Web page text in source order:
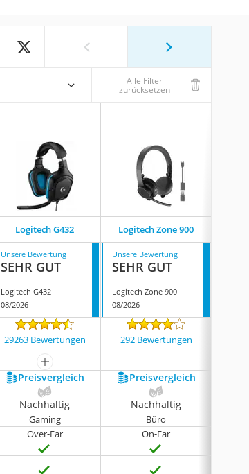
Alle Filter
zurücksetzen
Logitech G432 Logitech Zone 900
Unsere Bewertung
SEHR GUT
Logitech G432
08/2026
Unsere Bewertung
SEHR GUT
Logitech Zone 900
08/2026
29263 Bewertungen 292 Bewertungen
mehr anzeigen
Preis­vergleich Preis­vergleich
Nachhaltig Nachhaltig
Gaming
Büro
Over-Ear
On-Ear